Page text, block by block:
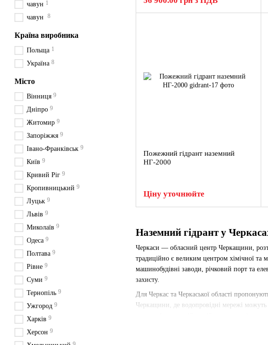
Наземний гідрант у
Черкаси — обласний центр Черкащини,
традиційно є великим центром хімічної та
машинобудівні заводи, річковий порт та
захисту.
Для Черкас та Черкаської області
Черкащини, де водопровідні мережі
Пожежний гідрант наземний
НГ-2000
Ціну уточнюйте
чавун 1
чавун 8
Країна виробника
Польща 1
Україна 8
Місто
Вінниця 9
Дніпро 9
Житомир 9
Запоріжжя 9
Івано-Франківськ 9
Київ 9
Кривий Ріг 9
Кропивницький 9
Луцьк 9
Львів 9
Миколаїв 9
Одеса 9
Полтава 9
Рівне 9
Суми 9
Тернопіль 9
Ужгород 9
Харків 9
Херсон 9